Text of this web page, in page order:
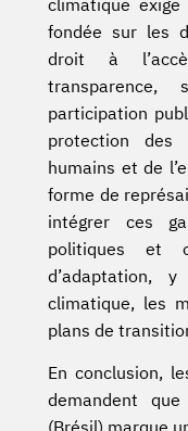
fondée sur les
droit à
participation
protection des
humains et de
forme de
intégrer ces
politiques et
d’adaptation,
climatique, les
plans de
En conclusion,
demandent